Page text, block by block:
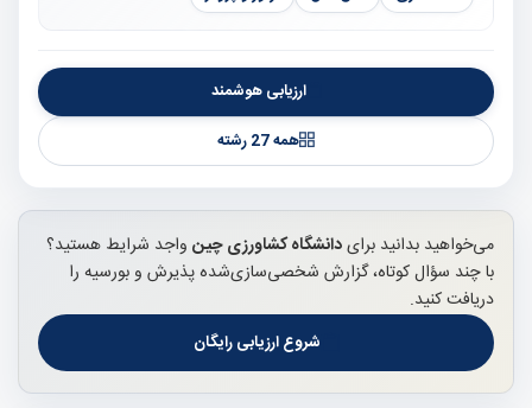
ارزیابی هوشمند
همه 27 رشته
می‌خواهید بدانید برایدانشگاه کشاورزی چین واجد شرایط هستید؟
با چند سؤال کوتاه، گزارش شخصی‌سازی‌شده پذیرش و بورسیه را
دریافت کنید.
شروع ارزیابی رایگان